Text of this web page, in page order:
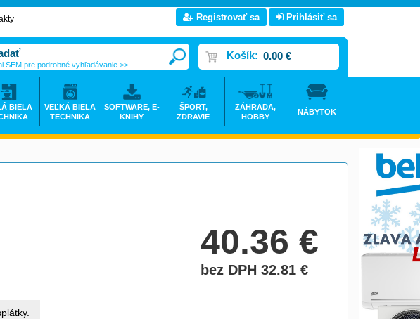
40.36€
bez DPH 32.81€
Registrovať sa Prihlásiť sa
Košík: 0.00 €
SEM pre podrobné vyhľadávanie >>
BIELA
VEĽKÁ BIELA
TECHNIKA
SOFTWARE, E-
KNIHY
ŠPORT,
ZDRAVIE
ZÁHRADA,
HOBBY
NÁBYTOK